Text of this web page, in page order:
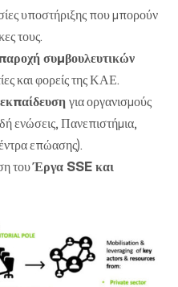
υποστήριξης που μπορούν
τους.
συμβουλευτικών
και φορείς της ΚΑΕ.
εκπαίδευση για οργανισμούς
ενώσεις, Πανεπιστήμια,
επώασης).
τουΈργα SSE και